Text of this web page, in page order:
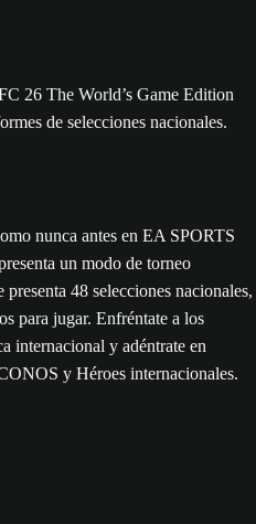
nunca antes en EA SPORTS
un modo de torneo
48 selecciones nacionales,
para jugar. Enfréntate a los
internacional y adéntrate en
y Héroes internacionales.